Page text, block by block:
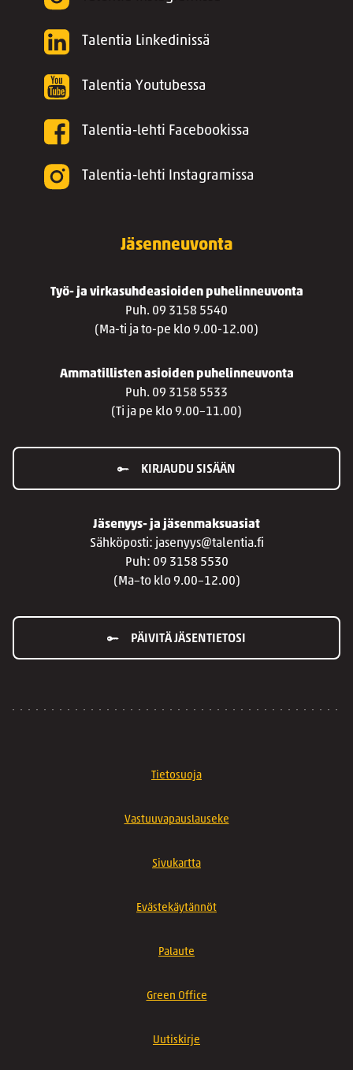
Talentia Linkedinissä
Talentia Youtubessa
Talentia-lehti Facebookissa
Talentia-lehti Instagramissa
Jäsenneuvonta
Työ- ja virkasuhdeasioiden puhelinneuvonta
Puh. 09 3158 5540
(Ma-ti ja to-pe klo 9.00-12.00)
Ammatillisten asioiden puhelinneuvonta
Puh. 09 3158 5533
(Ti ja pe klo 9.00–11.00)
KIRJAUDU SISÄÄN
Jäsenyys- ja jäsenmaksuasiat
Sähköposti: jasenyys@talentia.fi
Puh: 09 3158 5530
(Ma–to klo 9.00–12.00)
PÄIVITÄ JÄSENTIETOSI
Tietosuoja
Vastuuvapauslauseke
Sivukartta
Evästekäytännöt
Palaute
Green Office
Uutiskirje